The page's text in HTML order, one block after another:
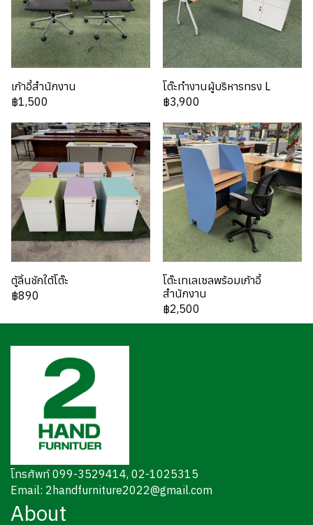
เก้าอี้สำนักงาน
฿1,500
โต๊ะทำงานผู้บริหารทรง L
฿3,900
ตู้ลิ้นชักใต้โต๊ะ
฿890
โต๊ะเทเลเซลพร้อมเก้าอี้
สำนักงาน
฿2,500
โทรศัพท์ 099-3529414, 02-1025315
Email: 2handfurniture2022@gmail.com
About